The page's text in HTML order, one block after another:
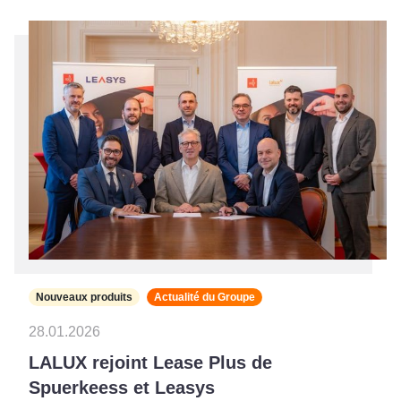
Nouveaux produits Actualité du Groupe
28.01.2026
LALUX rejoint Lease Plus de
Spuerkeess et Leasys